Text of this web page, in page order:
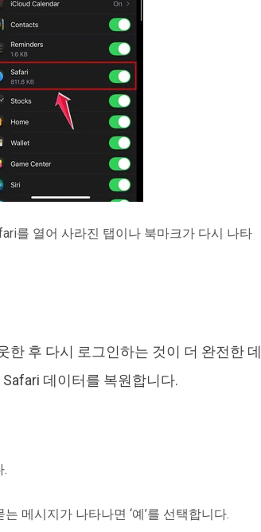
를 열어 사라진 탭이나 북마크가 다시 나타
한 후 다시 로그인하는 것이 더 완전한 데
데이터를 복원합니다.
.
메시지가 나타나면 ‘예’를 선택합니다.